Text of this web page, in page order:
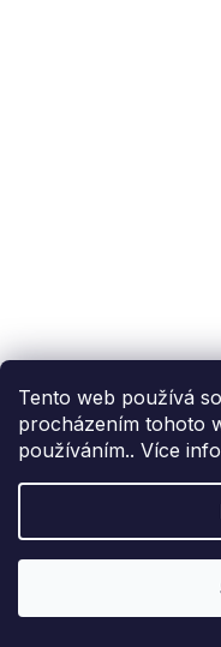
Tento web používá
procházením tohoto
používáním.. Více